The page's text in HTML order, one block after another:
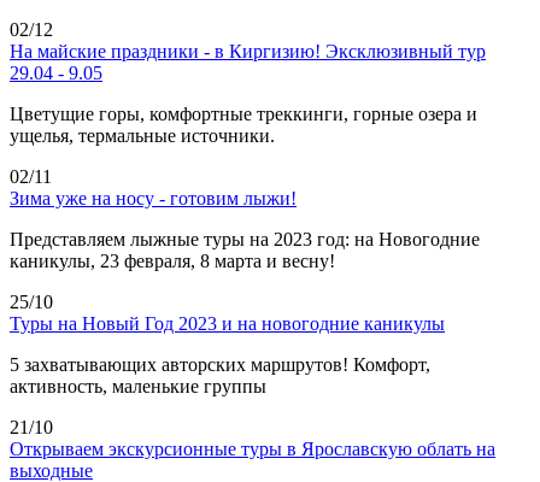
02/12
На майские праздники - в Киргизию! Эксклюзивный тур
29.04 - 9.05
Цветущие горы, комфортные треккинги, горные озера и
ущелья, термальные источники.
02/11
Зима уже на носу - готовим лыжи!
Представляем лыжные туры на 2023 год: на Новогодние
каникулы, 23 февраля, 8 марта и весну!
25/10
Туры на Новый Год 2023 и на новогодние каникулы
5 захватывающих авторских маршрутов! Комфорт,
активность, маленькие группы
21/10
Открываем экскурсионные туры в Ярославскую облать на
выходные